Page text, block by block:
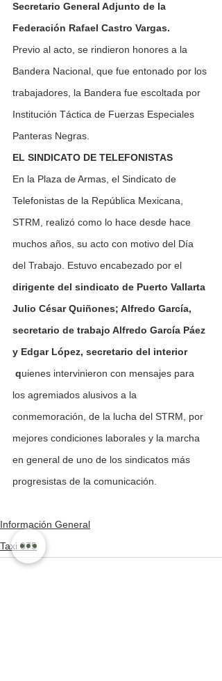
Secretario General Adjunto de la
Federación Rafael Castro Vargas.
Previo al acto, se rindieron honores a la
Bandera Nacional, que fue entonado por los
trabajadores, la Bandera fue escoltada por
Institución Táctica de Fuerzas Especiales
Panteras Negras.
EL SINDICATO DE TELEFONISTAS
En la Plaza de Armas, el Sindicato de
Telefonistas de la República Mexicana,
STRM, realizó como lo hace desde hace
muchos años, su acto con motivo del Día
del Trabajo. Estuvo encabezado por el
dirigente del sindicato de Puerto Vallarta
Julio César Quiñones; Alfredo García,
secretario de trabajo Alfredo García Páez
y Edgar López, secretario del interior
quienes intervinieron con mensajes para
los agremiados alusivos a la
conmemoración, de la lucha del STRM, por
mejores condiciones laborales y la marcha
en general de uno de los sindicatos más
progresistas de la comunicación.
Información General
Taxi 075